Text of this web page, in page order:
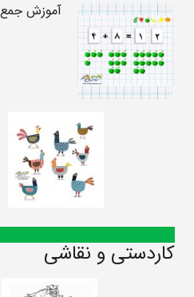
آموزش جمع
کاردستی و نقاشی